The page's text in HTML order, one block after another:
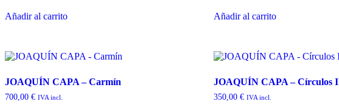
Añadir al carrito Añadir al carrito
JOAQUÍN CAPA – Carmín
700,00 € IVA incl.
JOAQUÍN CAPA – Círculos I
350,00€ IVA incl.